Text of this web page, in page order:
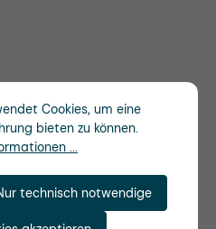
Cookies, um eine
bieten zu können.
...
technisch notwendige